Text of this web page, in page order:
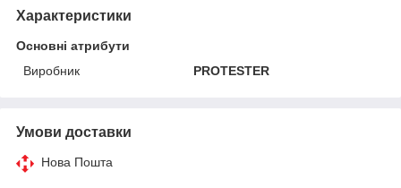
Характеристики
Основні атрибути
Виробник
PROTESTER
Умови доставки
Нова Пошта